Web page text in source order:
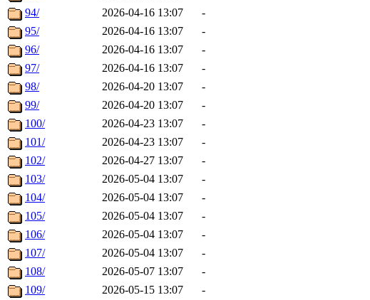
94/
2026-04-16 13:07
-
95/
2026-04-16 13:07
-
96/
2026-04-16 13:07
-
97/
2026-04-16 13:07
-
98/
2026-04-20 13:07
-
99/
2026-04-20 13:07
-
100/
2026-04-23 13:07
-
101/
2026-04-23 13:07
-
102/
2026-04-27 13:07
-
103/
2026-05-04 13:07
-
104/
2026-05-04 13:07
-
105/
2026-05-04 13:07
-
106/
2026-05-04 13:07
-
107/
2026-05-04 13:07
-
108/
2026-05-07 13:07
-
109/
2026-05-15 13:07
-